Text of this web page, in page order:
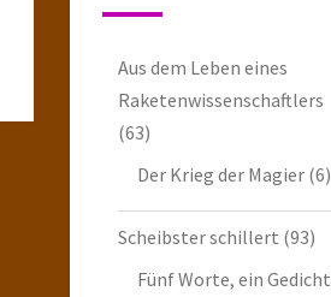
Aus dem Leben eines
Raketenwissenschaftlers
(63)
Der Krieg der Magier(6)
Scheibster schillert (93)
Fünf Worte, ein Gedicht